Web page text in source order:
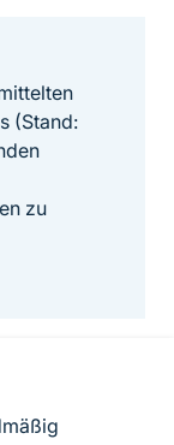
(Stand:
zu